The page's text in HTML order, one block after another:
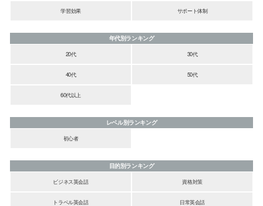
学習効果 サポート体制
年代別ランキング
20代
30代
40代 50代
60代以上
レベル別ランキング
初心者
目的別ランキング
ビジネス英会話
資格対策
トラベル英会話 日常英会話